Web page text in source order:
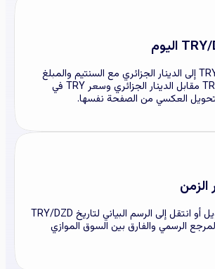
اطلع على تحويل TRY إلى الدينار الجزائري مع السنتيم والمبلغ
كتابة. تحقّق من TRY مقابل الدينار الجزائري وسعر TRY في
العكسي من الصفحة نفسها.
اعكس اتجاه التحويل أو انتقل إلى الرسم البياني لتاريخ TRY/DZD
الرسمي والفارق بين السوق الموازي